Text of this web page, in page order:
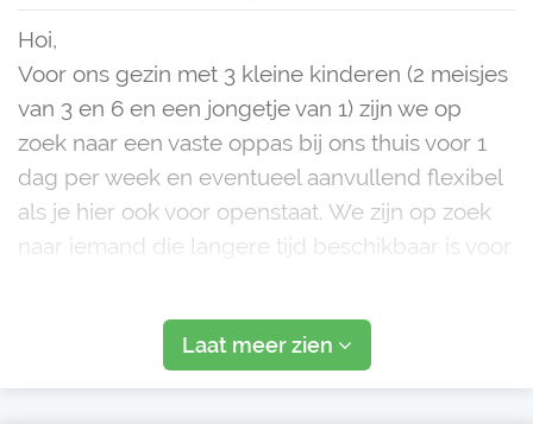
Hoi,
Voor ons gezin met 3 kleine kinderen (2 meisjes
van 3 en 6 en een jongetje van 1) zijn we op
zoek naar een vaste oppas bij ons thuis voor 1
dag per week en eventueel aanvullend flexibel
als je hier ook voor openstaat. We zijn op zoek
naar iemand die langere tijd beschikbaar is voor
belangrijk onderdeel van ons gezin. Het werk
houdt in het halen enLaat meer zien